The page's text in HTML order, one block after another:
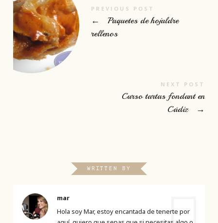
PREVIOUS POST
←
Paquetes de hojaldre
rellenos
NEXT POST
Curso tartas fondant en
Cádiz
→
WRITTEN BY
mar
Hola soy Mar, estoy encantada de tenerte por